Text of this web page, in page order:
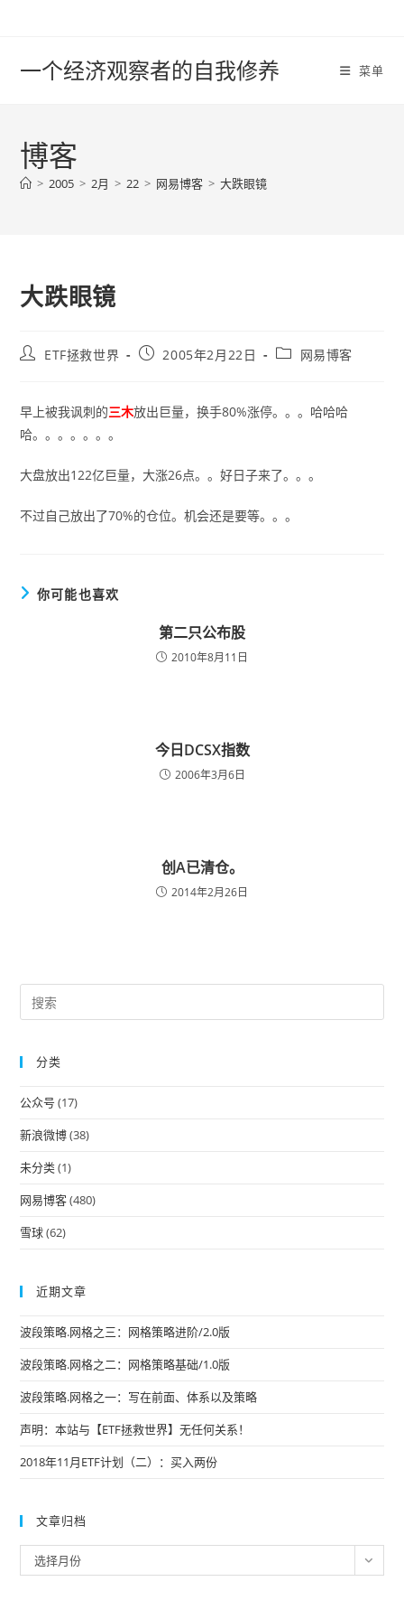
一个经济观察者的自我修养 菜单
博客
> 2005 > 2月 > 22 > 网易博客 > 大跌眼镜
大跌眼镜
PostETF拯救世界
Post2005年2月22日
Post网易博客
早上被我讽刺的三木放出巨量，换手80%涨停。。。哈哈哈
哈。。。。。。。
大盘放出122亿巨量，大涨26点。。好日子来了。。。
不过自己放出了70%的仓位。机会还是要等。。。
你可能也喜欢
第二只公布股
2010年8月11日
今日DCSX指数
2006年3月6日
创A已清仓。
2014年2月26日
分类
公众号 (17)
新浪微博(38)
未分类(1)
网易博客(480)
雪球(62)
近期文章
波段策略.网格之三：网格策略进阶/2.0版
波段策略.网格之二：网格策略基础/1.0版
波段策略.网格之一：写在前面、体系以及策略
声明：本站与【ETF拯救世界】无任何关系！
2018年11月ETF计划（二）：买入两份
文章归档
章
选择月份